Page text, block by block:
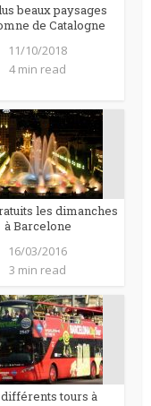
beaux paysages
de Catalogne
11/10/2018
4 min read
les dimanches
à Barcelone
16/03/2016
3 min read
tours à